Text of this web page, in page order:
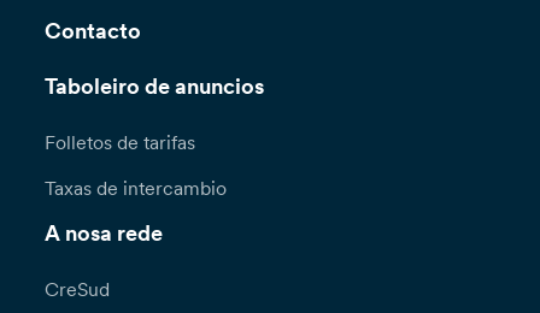
Contacto
Taboleiro de anuncios
Folletos de tarifas
Taxas de intercambio
A nosa rede
CreSud